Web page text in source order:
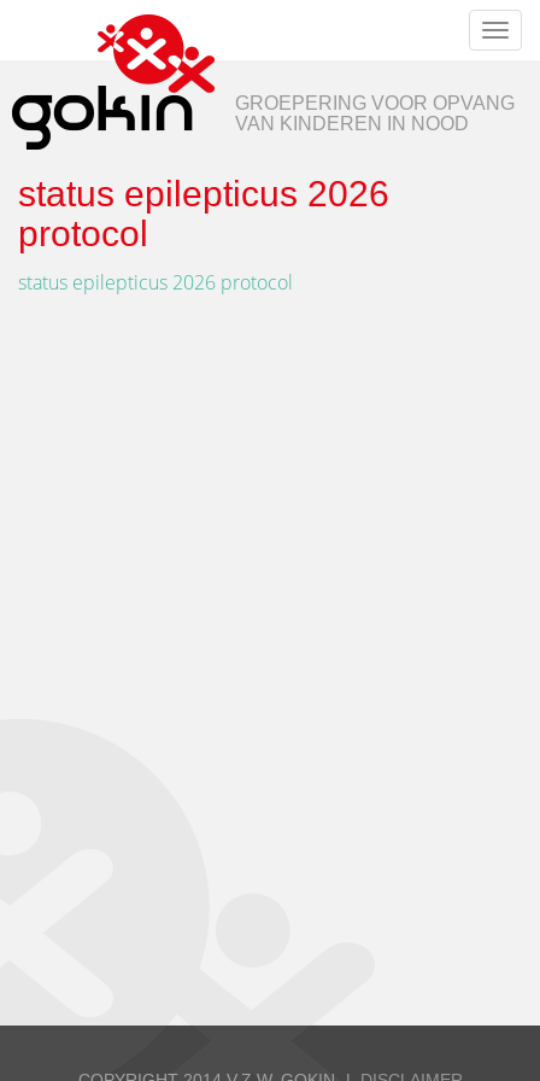
Toggle
GROEPERING VOOR OPVANG
VAN KINDEREN IN NOOD
status epilepticus 2026
protocol
status epilepticus 2026 protocol